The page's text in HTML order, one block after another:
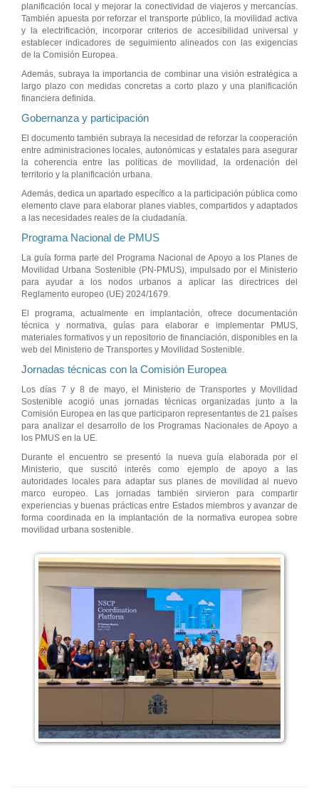
planificación local y mejorar la conectividad de viajeros y mercancías.
También apuesta por reforzar el transporte público, la movilidad activa
y la electrificación, incorporar criterios de accesibilidad universal y
establecer indicadores de seguimiento alineados con las exigencias
de la Comisión Europea.
Además, subraya la importancia de combinar una visión estratégica a
largo plazo con medidas concretas a corto plazo y una planificación
financiera definida.
Gobernanza y participación
El documento también subraya la necesidad de reforzar la cooperación
entre administraciones locales, autonómicas y estatales para asegurar
la coherencia entre las políticas de movilidad, la ordenación del
territorio y la planificación urbana.
Además, dedica un apartado específico a la participación pública como
elemento clave para elaborar planes viables, compartidos y adaptados
a las necesidades reales de la ciudadanía.
Programa Nacional de PMUS
La guía forma parte del Programa Nacional de Apoyo a los Planes de
Movilidad Urbana Sostenible (PN-PMUS), impulsado por el Ministerio
para ayudar a los nodos urbanos a aplicar las directrices del
Reglamento europeo (UE) 2024/1679.
El programa, actualmente en implantación, ofrece documentación
técnica y normativa, guías para elaborar e implementar PMUS,
materiales formativos y un repositorio de financiación, disponibles en la
web del Ministerio de Transportes y Movilidad Sostenible.
Jornadas técnicas con la Comisión Europea
Los días 7 y 8 de mayo, el Ministerio de Transportes y Movilidad
Sostenible acogió unas jornadas técnicas organizadas junto a la
Comisión Europea en las que participaron representantes de 21 países
para analizar el desarrollo de los Programas Nacionales de Apoyo a
los PMUS en la UE.
Durante el encuentro se presentó la nueva guía elaborada por el
Ministerio, que suscitó interés como ejemplo de apoyo a las
autoridades locales para adaptar sus planes de movilidad al nuevo
marco europeo. Las jornadas también sirvieron para compartir
experiencias y buenas prácticas entre Estados miembros y avanzar de
forma coordinada en la implantación de la normativa europea sobre
movilidad urbana sostenible.